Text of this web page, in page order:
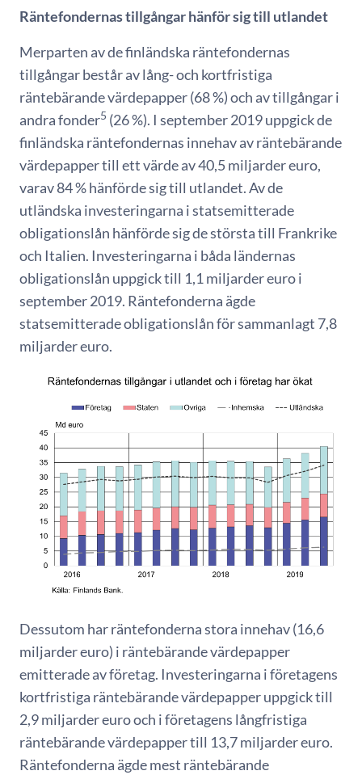
Räntefondernas tillgångar hänför sig till utlandet
Merparten av de finländska räntefondernas
tillgångar består av lång- och kortfristiga
räntebärande värdepapper (68 %) och av tillgångar i
andra fonder5 (26 %). I september 2019 uppgick de
finländska räntefondernas innehav av räntebärande
värdepapper till ett värde av 40,5 miljarder euro,
varav 84 % hänförde sig till utlandet. Av de
utländska investeringarna i statsemitterade
obligationslån hänförde sig de största till Frankrike
och Italien. Investeringarna i båda ländernas
obligationslån uppgick till 1,1 miljarder euro i
september 2019. Räntefonderna ägde
statsemitterade obligationslån för sammanlagt 7,8
miljarder euro.
Dessutom har räntefonderna stora innehav (16,6
miljarder euro) i räntebärande värdepapper
emitterade av företag. Investeringarna i företagens
kortfristiga räntebärande värdepapper uppgick till
2,9 miljarder euro och i företagens långfristiga
räntebärande värdepapper till 13,7 miljarder euro.
Räntefonderna ägde mest räntebärande